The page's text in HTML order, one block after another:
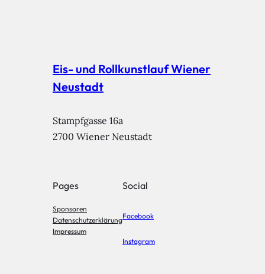
Eis- und Rollkunstlauf Wiener
Neustadt
Stampfgasse 16a
2700 Wiener Neustadt
Pages
Sponsoren
Datenschutzerklärung
Impressum
Social
Facebook
Instagram